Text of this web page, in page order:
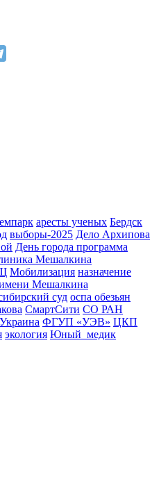
аресты ученых Бердск
выборы-2025 Дело Архипова
День города программа
Мешалкина
Мобилизация назначение
Мешалкина
суд оспа обезьян
СмартСити СО РАН
Украина ФГУП «УЭВ» ЦКП
экология Юный_медик